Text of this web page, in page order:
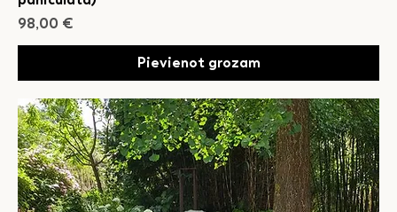
Cena
98,00 €
Pievienot grozam